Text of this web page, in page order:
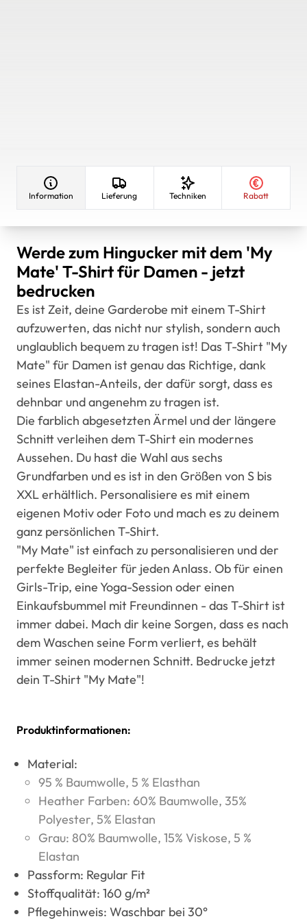
Information Lieferung Techniken Rabatt
Werde zum Hingucker mit dem 'My
Mate' T-Shirt für Damen - jetzt
bedrucken
Es ist Zeit, deine Garderobe mit einem T-Shirt
aufzuwerten, das nicht nur stylish, sondern auch
unglaublich bequem zu tragen ist! Das T-Shirt "My
Mate" für Damen ist genau das Richtige, dank
seines Elastan-Anteils, der dafür sorgt, dass es
dehnbar und angenehm zu tragen ist.
Die farblich abgesetzten Ärmel und der längere
Schnitt verleihen dem T-Shirt ein modernes
Aussehen. Du hast die Wahl aus sechs
Grundfarben und es ist in den Größen von S bis
XXL erhältlich. Personalisiere es mit einem
eigenen Motiv oder Foto und mach es zu deinem
ganz persönlichen T-Shirt.
"My Mate" ist einfach zu personalisieren und der
perfekte Begleiter für jeden Anlass. Ob für einen
Girls-Trip, eine Yoga-Session oder einen
Einkaufsbummel mit Freundinnen - das T-Shirt ist
immer dabei. Mach dir keine Sorgen, dass es nach
dem Waschen seine Form verliert, es behält
immer seinen modernen Schnitt. Bedrucke jetzt
dein T-Shirt "My Mate"!
Produktinformationen:
Material:
95 % Baumwolle, 5 % Elasthan
Heather Farben: 60% Baumwolle, 35%
Polyester, 5% Elastan
Grau: 80% Baumwolle, 15% Viskose, 5 %
Elastan
Passform: Regular Fit
Stoffqualität: 160 g/m²
Pflegehinweis: Waschbar bei 30°